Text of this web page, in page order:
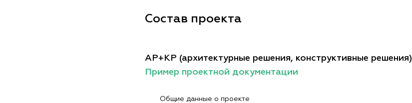
Состав проекта
АР+КР (архитектурные решения, конструктивные решения)
Пример проектной документации
Общие данные о проекте